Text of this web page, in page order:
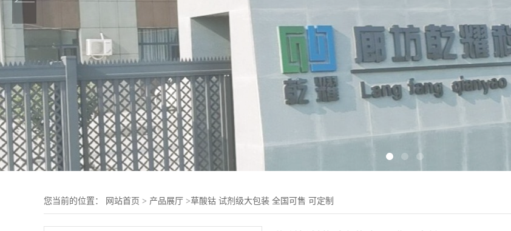
您当前的位置： 网站首页 > 产品展厅 >草酸钴 试剂级大包装 全国可售 可定制